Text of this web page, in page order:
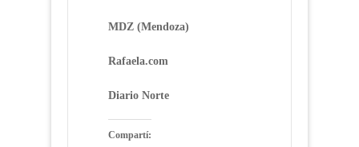
MDZ (Mendoza)
Rafaela.com
Diario Norte
Compartí: